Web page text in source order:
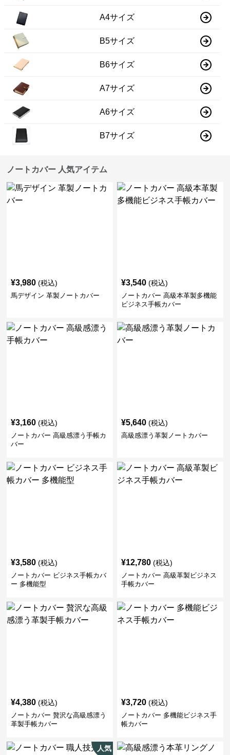
A4サイズ
B5サイズ
B6サイズ
A7サイズ
A6サイズ
B7サイズ
ノートカバー 人気アイテム
¥3,980 (税込)
馬デザイン 革製ノートカバー
¥3,540 (税込)
ノートカバー 高級本革製多機能
ビジネス手帳カバー
¥3,160 (税込)
ノートカバー 高級感漂う手帳カ
バー
¥5,640 (税込)
高級感漂う革製ノートカバー
¥3,580 (税込)
ノートカバー ビジネス手帳カバ
ー 多機能型
¥12,780 (税込)
ノートカバー 高級革製ビジネス
手帳カバー
¥4,380 (税込)
ノートカバー 贅沢な高級感漂う
革製手帳カバー
¥3,720 (税込)
ノートカバー 多機能ビジネス手
帳カバー
人気